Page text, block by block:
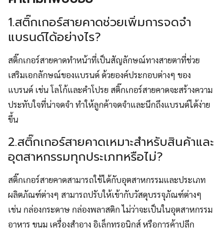
1.สติ๊กเกอร์สายคาดช่วยเพิ่มการจดจำ
แบรนด์ได้อย่างไร?
สติ๊กเกอร์สายคาดทำหน้าที่เป็นสัญลักษณ์ทางสายตาที่ช่วย
เสริมเอกลักษณ์ของแบรนด์ ด้วยองค์ประกอบต่างๆ ของ
แบรนด์ เช่น โลโก้และคำโปรย สติ๊กเกอร์สายคาดจะสร้างความ
ประทับใจที่น่าจดจำ ทำให้ลูกค้าจดจำและนึกถึงแบรนด์ได้ง่าย
ขึ้น
2.สติ๊กเกอร์สายคาดเหมาะสำหรับสินค้าและ
อุตสาหกรรมทุกประเภทหรือไม่?
สติ๊กเกอร์สายคาดสามารถใช้ได้กับอุตสาหกรรมและประเภท
ผลิตภัณฑ์ต่างๆ สามารถปรับให้เข้ากับวัสดุบรรจุภัณฑ์ต่างๆ
เช่น กล่องกระดาษ กล่องพลาสติก ไม่ว่าจะเป็นในอุตสาหกรรม
อาหาร ขนม เครื่องสำอาง อิเล็กทรอนิกส์ หรือการค้าปลีก